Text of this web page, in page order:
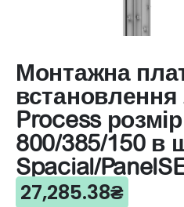
Монтажна
встановлення
Process
800/385/150 в
Spacial/
27,285.38₴